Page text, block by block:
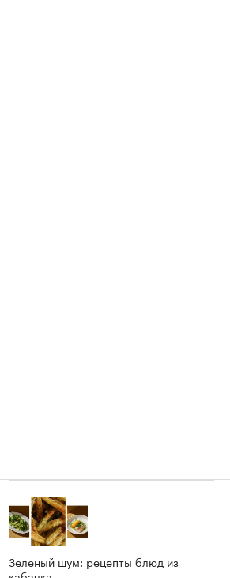
Зеленый шум: рецепты блюд из